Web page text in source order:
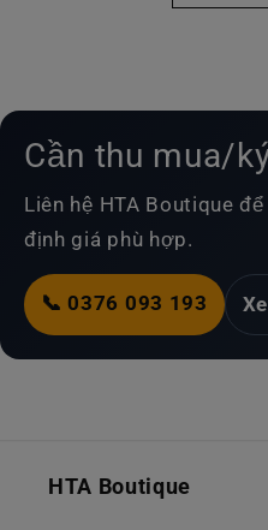
Cần thu mua/
Liên hệ HTA Boutique
định giá phù hợp.
📞 0376 093 193
HTA Boutique